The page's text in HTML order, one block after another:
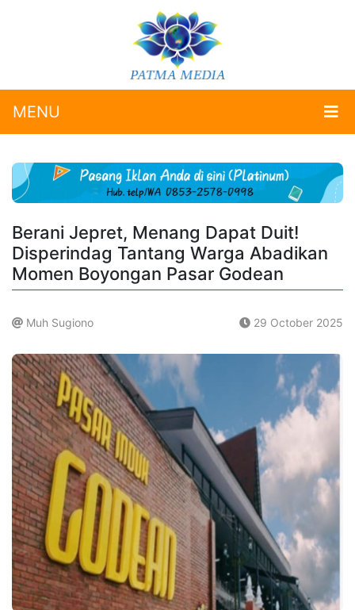
MENU
Berani Jepret, Menang Dapat Duit!
Disperindag Tantang Warga Abadikan
Momen Boyongan Pasar Godean
Muh Sugiono 29 October 2025